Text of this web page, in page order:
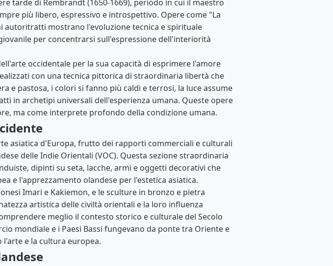
tarde di Rembrandt (1650-1669), periodo in cui il maestro
più libero, espressivo e introspettivo. Opere come "La
autoritratti mostrano l'evoluzione tecnica e spirituale
per concentrarsi sull'espressione dell'interiorità
occidentale per la sua capacità di esprimere l'amore
con una tecnica pittorica di straordinaria libertà che
e pastosa, i colori si fanno più caldi e terrosi, la luce assume
in archetipi universali dell'esperienza umana. Queste opere
ma come interprete profondo della condizione umana.
asiatica d'Europa, frutto dei rapporti commerciali e culturali
delle Indie Orientali (VOC). Questa sezione straordinaria
dipinti su seta, lacche, armi e oggetti decorativi che
e l'apprezzamento olandese per l'estetica asiatica.
Imari e Kakiemon, e le sculture in bronzo e pietra
artistica delle civiltà orientali e la loro influenza
meglio il contesto storico e culturale del Secolo
mondiale e i Paesi Bassi fungevano da ponte tra Oriente e
e la cultura europea.